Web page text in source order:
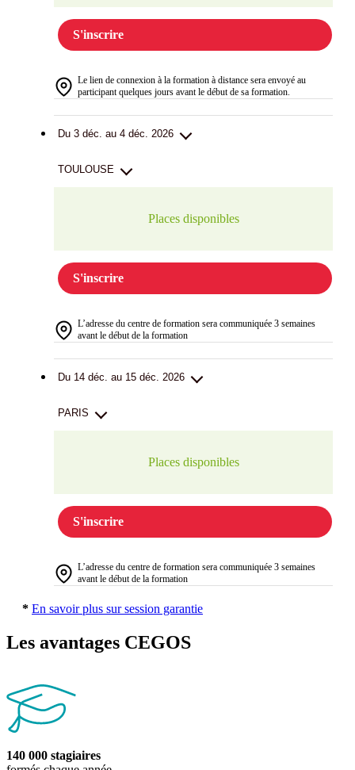
S'inscrire
Le lien de connexion à la formation à distance sera envoyé au
participant quelques jours avant le début de sa formation.
Du 3 déc. au 4 déc. 2026
TOULOUSE
Places disponibles
S'inscrire
L’adresse du centre de formation sera communiquée 3 semaines
avant le début de la formation
Du 14 déc. au 15 déc. 2026
PARIS
Places disponibles
S'inscrire
L’adresse du centre de formation sera communiquée 3 semaines
avant le début de la formation
* En savoir plus sur session garantie
Les avantages CEGOS
140 000 stagiaires